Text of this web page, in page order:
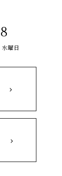
曜日